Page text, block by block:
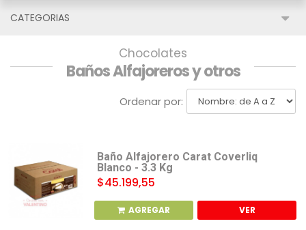
CATEGORIAS
Chocolates
Baños Alfajoreros y otros
Ordenar por:
Baño Alfajorero Carat Coverliq
Blanco - 3.3 Kg
$45.199,55
AGREGAR VER